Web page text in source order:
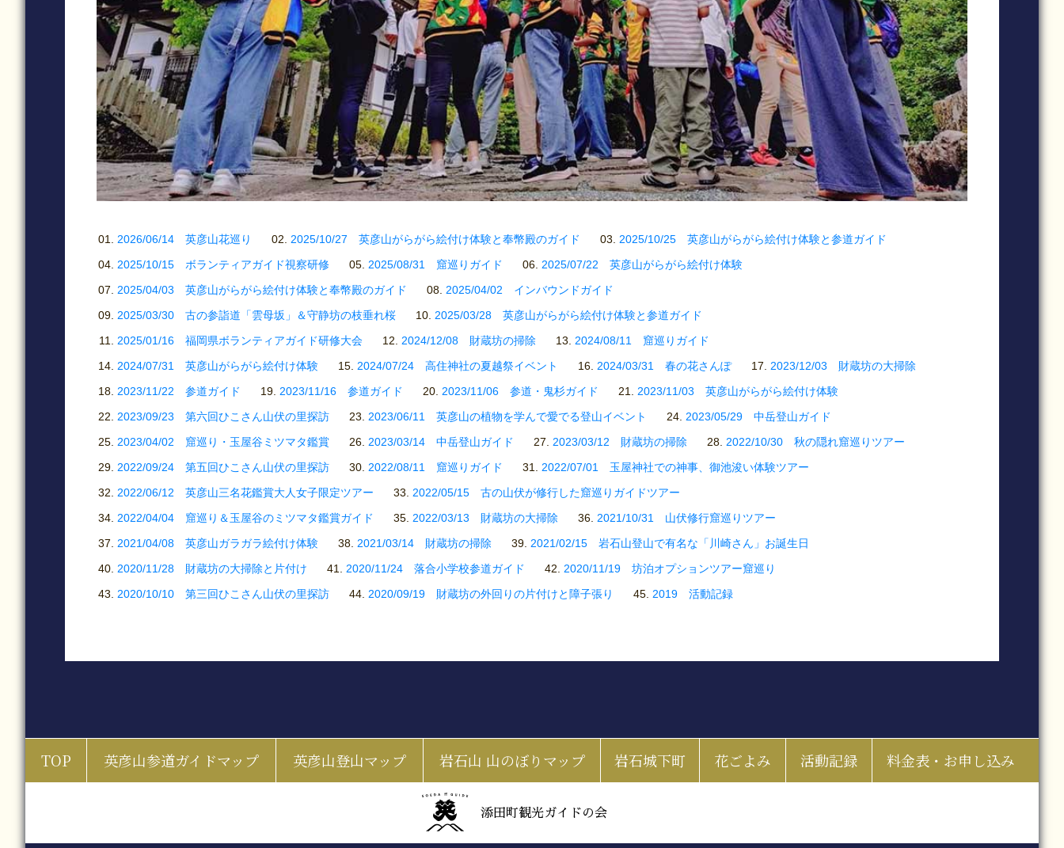
2026/06/14 英彦山花巡り 2025/10/27 英彦山がらがら絵付け体験と奉幣殿のガイド
2025/10/25 英彦山がらがら絵付け体験と参道ガイド
2025/10/15 ボランティアガイド視察研修
2025/08/31 窟巡りガイド
2025/07/22 英彦山がらがら絵付け体験
2025/04/03 英彦山がらがら絵付け体験と奉幣殿のガイド
2025/04/02 インバウンドガイド
2025/03/30 古の参詣道「雲母坂」＆守静坊の枝垂れ桜
2025/03/28 英彦山がらがら絵付け体験と参道ガイド
2025/01/16 福岡県ボランティアガイド研修大会
2024/12/08 財蔵坊の掃除
2024/08/11 窟巡りガイド
2024/07/31 英彦山がらがら絵付け体験
2024/07/24 高住神社の夏越祭イベント 2024/03/31 春の花さんぽ
2023/12/03 財蔵坊の大掃除
2023/11/22 参道ガイド
2023/11/16 参道ガイド 2023/11/06 参道・鬼杉ガイド
2023/11/03 英彦山がらがら絵付け体験
2023/09/23 第六回ひこさん山伏の里探訪
2023/06/11 英彦山の植物を学んで愛でる登山イベント
2023/05/29 中岳登山ガイド
2023/04/02 窟巡り・玉屋谷ミツマタ鑑賞
2023/03/14 中岳登山ガイド 2023/03/12 財蔵坊の掃除
2022/10/30 秋の隠れ窟巡りツアー
2022/09/24 第五回ひこさん山伏の里探訪
2022/08/11 窟巡りガイド
2022/07/01 玉屋神社での神事、御池浚い体験ツアー
2022/06/12 英彦山三名花鑑賞大人女子限定ツアー
2022/05/15 古の山伏が修行した窟巡りガイドツアー
2022/04/04 窟巡り＆玉屋谷のミツマタ鑑賞ガイド
2022/03/13 財蔵坊の大掃除
2021/10/31 山伏修行窟巡りツアー
2021/04/08 英彦山ガラガラ絵付け体験
2021/03/14 財蔵坊の掃除
2021/02/15 岩石山登山で有名な「川崎さん」お誕生日
2020/11/28 財蔵坊の大掃除と片付け
2020/11/24 落合小学校参道ガイド
2020/11/19 坊泊オプションツアー窟巡り
2020/10/10 第三回ひこさん山伏の里探訪
2020/09/19 財蔵坊の外回りの片付けと障子張り 2019 活動記録
TOP 英彦山参道ガイドマップ 英彦山登山マップ 岩石山 山のぼりマップ 岩石城下町 花ごよみ 活動記録 料金表・お申し込み
添田町観光ガイドの会